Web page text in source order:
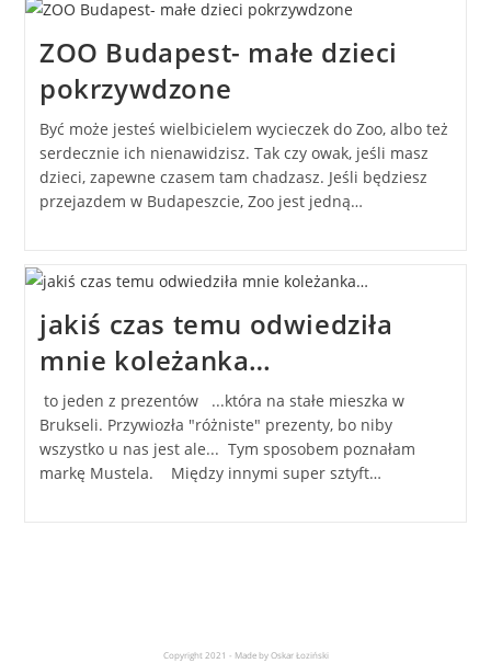
ZOO Budapest- małe dzieci
pokrzywdzone
Być może jesteś wielbicielem wycieczek do Zoo, albo też
serdecznie ich nienawidzisz. Tak czy owak, jeśli masz
dzieci, zapewne czasem tam chadzasz. Jeśli będziesz
przejazdem w Budapeszcie, Zoo jest jedną…
jakiś czas temu odwiedziła
mnie koleżanka…
to jeden z prezentów ...która na stałe mieszka w
Brukseli. Przywiozła "różniste" prezenty, bo niby
wszystko u nas jest ale... Tym sposobem poznałam
markę Mustela. Między innymi super sztyft…
Copyright 2021 - Made by Oskar Łoziński